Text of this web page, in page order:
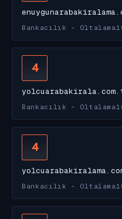
Bankacılık - Oltalama
4
Bankacılık - Oltalama
4
Bankacılık - Oltalama